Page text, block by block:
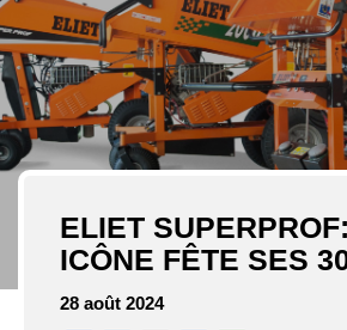
ELIET
ICÔNE FÊTE SES
28 août 2024